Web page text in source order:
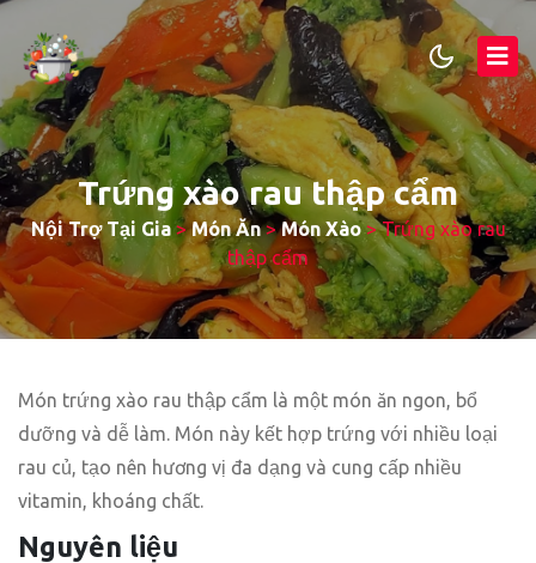
Trứng xào rau thập cẩm
Nội Trợ Tại Gia>Món Ăn>Món Xào>Trứng xào rau
thập cẩm
Món trứng xào rau thập cẩm là một món ăn ngon, bổ
dưỡng và dễ làm. Món này kết hợp trứng với nhiều loại
rau củ, tạo nên hương vị đa dạng và cung cấp nhiều
vitamin, khoáng chất.
Nguyên liệu